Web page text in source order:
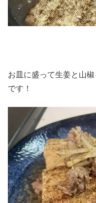
お皿に盛って生姜と山
です！